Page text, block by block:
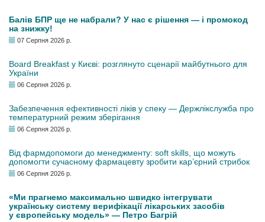
Балів БПР ще не набрали? У нас є рішення — і промокод
на знижку!
07 Серпня 2026 р.
Board Breakfast у Києві: розглянуто сценарії майбутнього для
України
06 Серпня 2026 р.
Забезпечення ефективності ліків у спеку — Держлікслужба про
температурний режим зберігання
06 Серпня 2026 р.
Від фармдопомоги до менеджменту: soft skills, що можуть
допомогти сучасному фармацевту зробити кар’єрний стрибок
06 Серпня 2026 р.
«Ми прагнемо максимально швидко інтегрувати
українську систему верифікації лікарських засобів
у європейську модель» — Петро Багрій